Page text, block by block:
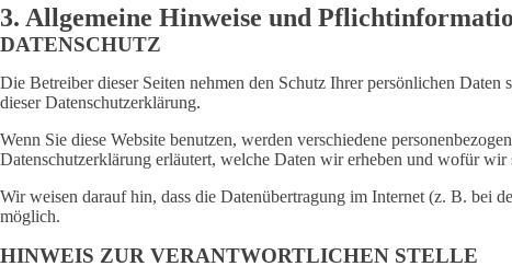
3. Allgemeine Hinweise und
DATENSCHUTZ
Die Betreiber dieser Seiten nehmen den Schutz Ihrer persönlichen
dieser Datenschutzerklärung.
Wenn Sie diese Website benutzen, werden verschiedene
Datenschutzerklärung erläutert, welche Daten wir erheben und wofür
Wir weisen darauf hin, dass die Datenübertragung im Internet (z. B.
möglich.
HINWEIS ZUR VERANTWORTLICHEN STELLE